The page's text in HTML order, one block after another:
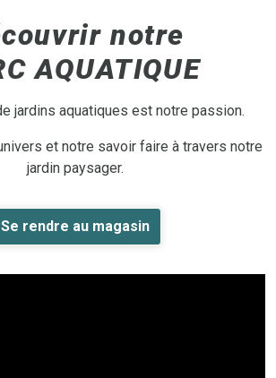
notre
AQUATIQUE
jardins aquatiques est notre passion.
et notre savoir faire à travers notre
jardin paysager.
Se rendre au magasin